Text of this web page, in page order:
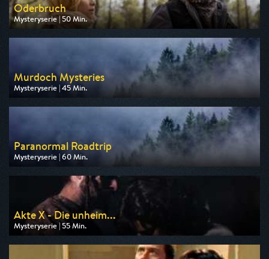
Oderbruch
Mysteryserie | 50 Min.
Ausgestrahlt von HR
am 06.08.2026, 23:20
Murdoch Mysteries
Mysteryserie | 45 Min.
Ausgestrahlt von One
am 08.08.2026, 01:30
Paranormal Roadtrip
Mysteryserie | 60 Min.
Ausgestrahlt von TLC
am 08.08.2026, 20:15
Akte X - Die unheim...
Mysteryserie | 55 Min.
Ausgestrahlt von Pro 7 Maxx
am 10.08.2026, 22:05